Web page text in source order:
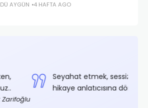
AYGÜN 4 HAFTA AGO
etmek, sessiz bir kimseyi bile iyi bir
dönüştürür.